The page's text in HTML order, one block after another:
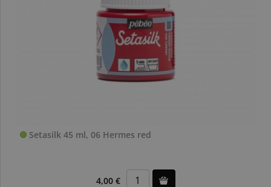
Setasilk 45 ml, 06 Hermes red
4,00 €